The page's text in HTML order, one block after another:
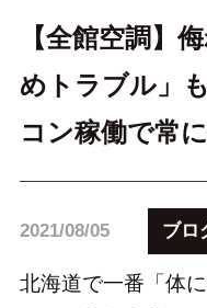
【全館空調】
めトラブル」
コン稼働で常
2021/08/05 ブロ
北海道で一番「体